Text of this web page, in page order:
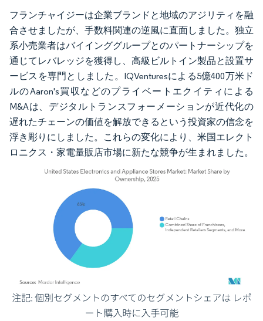
フランチャイジーは企業ブランドと地域のアジリティを融
合させましたが、手数料関連の逆風に直面しました。独立
系小売業者はバイインググループとのパートナーシップを
通じてレバレッジを獲得し、高級ビルトイン製品と設置サ
ービスを専門としました。IQVenturesによる5億400万米ド
ルのAaron's買収などのプライベートエクイティによる
M&Aは、デジタルトランスフォーメーションが近代化の
遅れたチェーンの価値を解放できるという投資家の信念を
浮き彫りにしました。これらの変化により、米国エレクト
ロニクス・家電量販店市場に新たな競争が生まれました。
画像 © Mordor Intelligence。再利用にはCC BY 4.0の表示が必要です。